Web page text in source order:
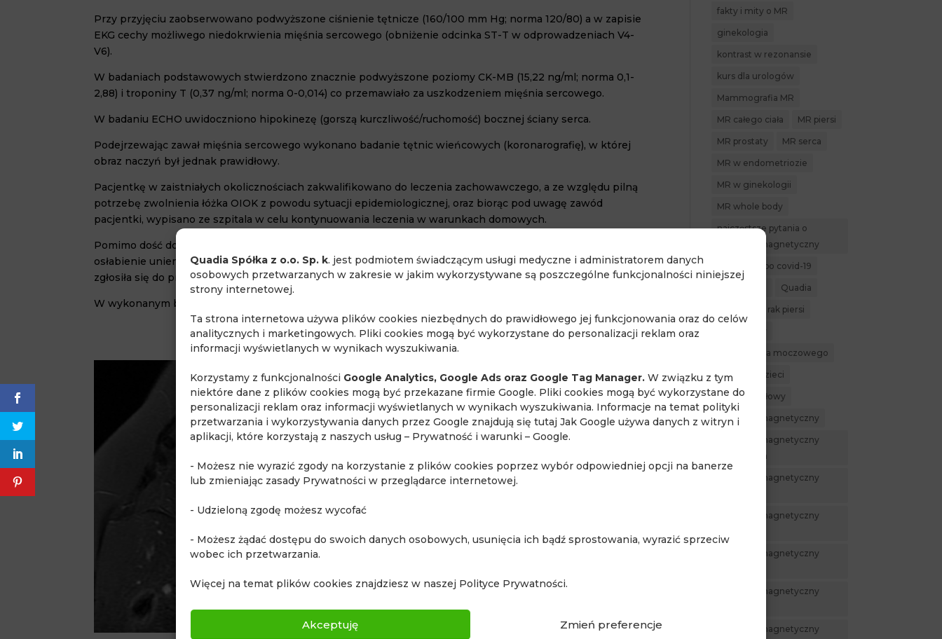
Quadia Spółka z o.o. Sp. k. jest podmiotem świadczącym usługi medyczne i administratorem danych
osobowych przetwarzanych w zakresie w jakim wykorzystywane są poszczególne funkcjonalności niniejszej
strony internetowej.
Ta strona internetowa używa plików cookies niezbędnych do prawidłowego jej funkcjonowania oraz do celów
analitycznych i marketingowych. Pliki cookies mogą być wykorzystane do personalizacji reklam oraz
informacji wyświetlanych w wynikach wyszukiwania.
Korzystamy z funkcjonalności Google Analytics, Google Ads oraz Google Tag Manager. W związku z tym
niektóre dane z plików cookies mogą być przekazane firmie Google. Pliki cookies mogą być wykorzystane do
personalizacji reklam oraz informacji wyświetlanych w wynikach wyszukiwania. Informacje na temat polityki
przetwarzania i wykorzystywania danych przez Google znajdują się tutaj Jak Google używa danych z witryn i
aplikacji, które korzystają z naszych usług – Prywatność i warunki – Google.
- Możesz nie wyrazić zgody na korzystanie z plików cookies poprzez wybór odpowiedniej opcji na banerze
lub zmieniając zasady Prywatności w przeglądarce internetowej.
- Udzieloną zgodę możesz wycofać
- Możesz żądać dostępu do swoich danych osobowych, usunięcia ich bądź sprostowania, wyrazić sprzeciw
wobec ich przetwarzania.
Więcej na temat plików cookies znajdziesz w naszej Polityce Prywatności.
Akceptuję Zmień preferencje
Przy przyjęciu zaobserwowano podwyższone ciśnienie tętnicze (160/100 mm Hg; norma 120/80) a w zapisie
EKG cechy możliwego niedokrwienia mięśnia sercowego (obniżenie odcinka ST-T w odprowadzeniach V4-
V6).
W badaniach podstawowych stwierdzono znacznie podwyższone poziomy CK-MB (15,22 ng/ml; norma 0,1-
2,88) i troponiny T (0,37 ng/ml; norma 0-0,014) co przemawiało za uszkodzeniem mięśnia sercowego.
W badaniu ECHO uwidoczniono hipokinezę (gorszą kurczliwość/ruchomość) bocznej ściany serca.
Podejrzewając zawał mięśnia sercowego wykonano badanie tętnic wieńcowych (koronarografię), w której
obraz naczyń był jednak prawidłowy.
Pacjentkę w zaistniałych okolicznościach zakwalifikowano do leczenia zachowawczego, a ze względu pilną
potrzebę zwolnienia łóżka OIOK z powodu sytuacji epidemiologicznej, oraz biorąc pod uwagę zawód
pacjentki, wypisano ze szpitala w celu kontynuowania leczenia w warunkach domowych.
Pomimo dość dobrego stanu ogólnego, ze względu na utrzymujące się duszność, męczliwość i ogólne
osłabienie uniemożliwiające powrót do pracy, pacjentka w celu kontynuacji diagnostyki zgodnie z zaleceniem
zgłosiła się do pracowni MR Quadia w Piasecznie.
W wykonanym badaniu MR serca stwierdzono:
fakty i mity o MR
ginekologia
kontrast w rezonansie
kurs dla urologów
Mammografia MR
MR całego ciała MR piersi
MR prostaty MR serca
MR w endometriozie
MR w ginekologii
MR whole body
najczęstsze pytania o
rezonans magnetyczny
powikłania po covid-19
Quadia
rak piersi
rak pęcherza moczowego
rezonans dzieci
rezonans głowy
rezonans magnetyczny
rezonans magnetyczny
całego ciała
rezonans magnetyczny
rezonans magnetyczny
rezonans magnetyczny
rezonans magnetyczny
rezonans magnetyczny